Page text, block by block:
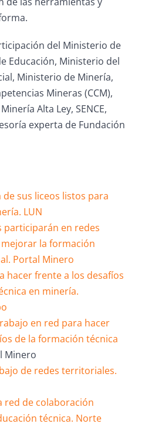
del Ministerio de
Educación, Ministerio del
Ministerio de Minería,
Mineras (CCM),
Alta Ley, SENCE,
experta de Fundación
de sus liceos listos para
LUN
participarán en redes
la formación
Portal Minero
hacer frente a los desafíos
en minería.
en red para hacer
de la formación técnica
Minero
de redes territoriales.
red de colaboración
técnica. Norte